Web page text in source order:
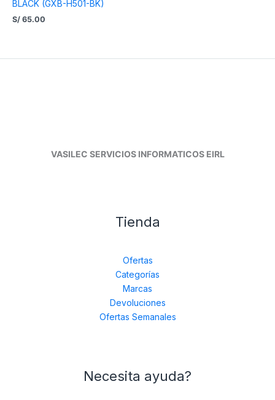
BLACK (GXB-H501-BK)
S/ 65.00
VASILEC SERVICIOS INFORMATICOS EIRL
Tienda
Ofertas
Categorías
Marcas
Devoluciones
Ofertas Semanales
Necesita ayuda?